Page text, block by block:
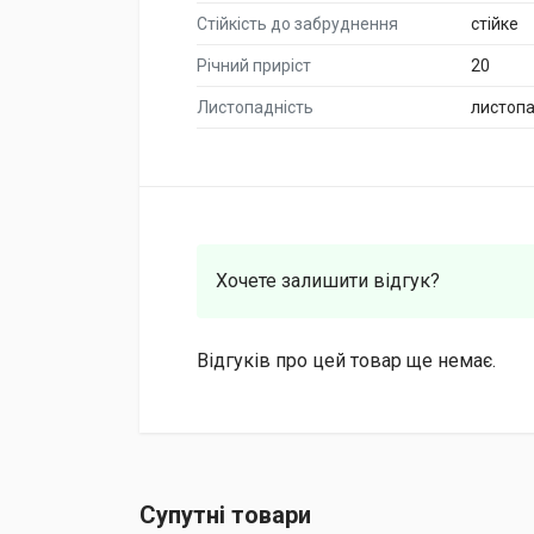
Стійкість до забруднення стійке
Річний приріст 20
Листопадність
Хочете залишити відгук?
Відгуків про цей товар ще немає.
Супутні товари